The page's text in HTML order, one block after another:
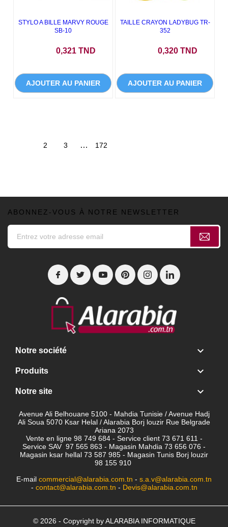
STYLO A BILLE MARVY ROUGE
SB-10
0,321 TND
AJOUTER AU PANIER
TAILLE CRAYON LADYBUG TR-
352
0,320 TND
AJOUTER AU PANIER
2 3 … 172
ABONNEZ-VOUS À NOTRE NEWSLETTER
Notre société 
Produits 
Notre site 
Avenue Ali Belhouane 5100 - Mahdia Tunisie / Avenue Hadj
Ali Soua 5070 Ksar Helal / Alarabia Borj louzir Rue Belgrade
Ariana 2073
Vente en ligne 98 749 684 - Service client 73 671 611 -
Service SAV 97 565 863 - Magasin Mahdia 73 656 076 -
Magasin ksar hellal 73 587 985 - Magasin Tunis Borj louzir
98 155 910
E-mail commercial@alarabia.com.tn - s.a.v@alarabia.com.tn
- contact@alarabia.com.tn - Devis@alarabia.com.tn
© 2026 - Copyright by ALARABIA INFORMATIQUE